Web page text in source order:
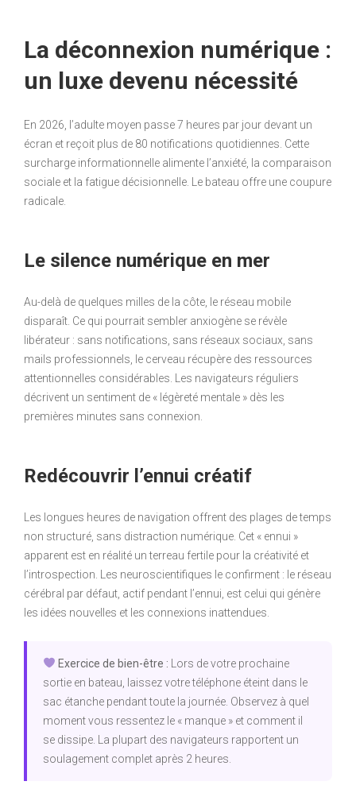
La déconnexion numérique :
un luxe devenu nécessité
En 2026, l’adulte moyen passe 7 heures par jour devant un
écran et reçoit plus de 80 notifications quotidiennes. Cette
surcharge informationnelle alimente l’anxiété, la comparaison
sociale et la fatigue décisionnelle. Le bateau offre une coupure
radicale.
Le silence numérique en mer
Au-delà de quelques milles de la côte, le réseau mobile
disparaît. Ce qui pourrait sembler anxiogène se révèle
libérateur : sans notifications, sans réseaux sociaux, sans
mails professionnels, le cerveau récupère des ressources
attentionnelles considérables. Les navigateurs réguliers
décrivent un sentiment de « légèreté mentale » dès les
premières minutes sans connexion.
Redécouvrir l’ennui créatif
Les longues heures de navigation offrent des plages de temps
non structuré, sans distraction numérique. Cet « ennui »
apparent est en réalité un terreau fertile pour la créativité et
l’introspection. Les neuroscientifiques le confirment : le réseau
cérébral par défaut, actif pendant l’ennui, est celui qui génère
les idées nouvelles et les connexions inattendues.
Exercice de bien-être : Lors de votre prochaine
sortie en bateau, laissez votre téléphone éteint dans le
sac étanche pendant toute la journée. Observez à quel
moment vous ressentez le « manque » et comment il
se dissipe. La plupart des navigateurs rapportent un
soulagement complet après 2 heures.